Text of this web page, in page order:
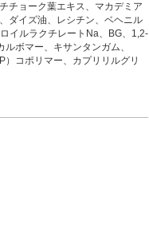
チョーク葉エキス、マカデミア
ダイズ油、レシチン、ベヘニル
イルラクチレートNa、BG、1,2-
ボマー、キサンタンガム、
）コポリマー、カプリリルグリ